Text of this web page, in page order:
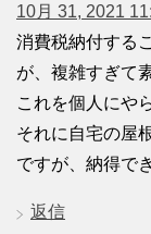
10月 31, 2021
消費税納付する
が、複雑すぎて
これを個人にや
それに自宅の屋
ですが、納得で
返信